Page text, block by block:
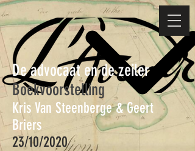
De advocaat en de zeiler
Boekvoorstelling
Kris Van Steenberge & Geert
Briers
23/10/2020